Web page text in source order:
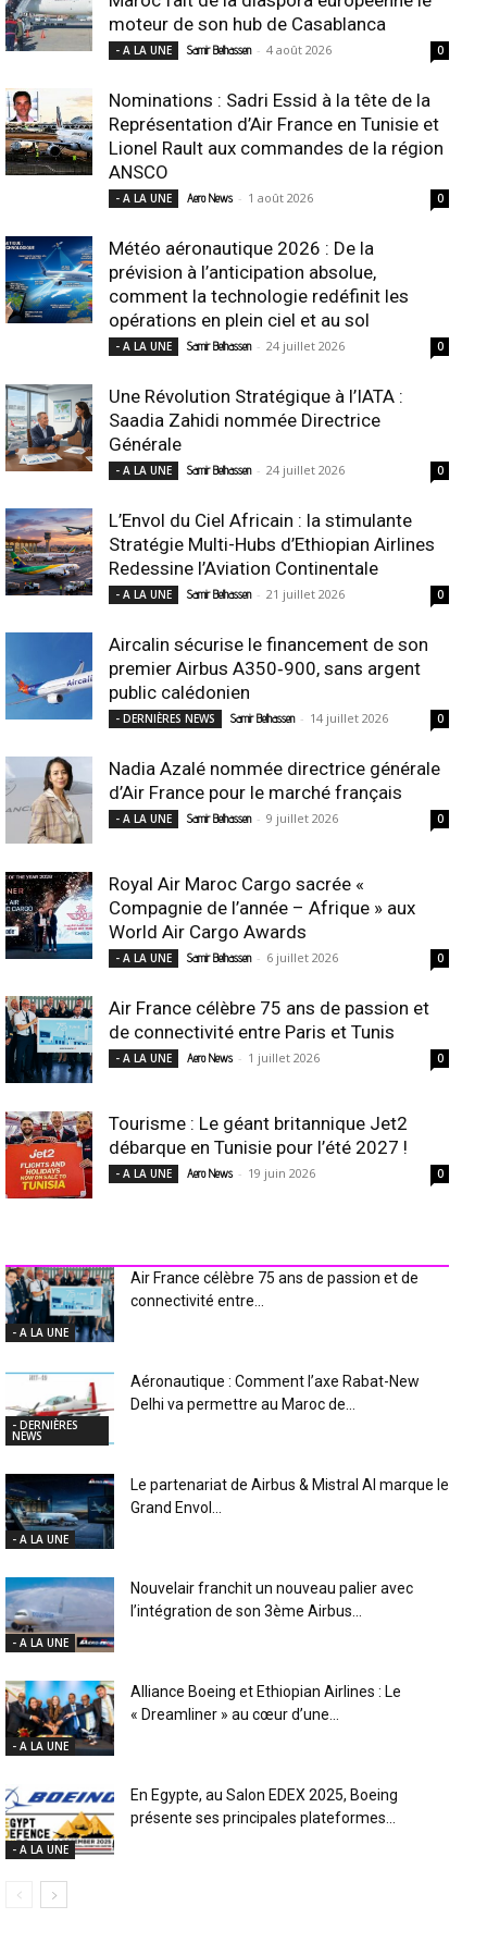
moteur de son hub de Casablanca
- A LA UNE Samir Belhassen - 4 août 2026 0
Nominations : Sadri Essid à la tête de la
Représentation d’Air France en Tunisie et
Lionel Rault aux commandes de la région
ANSCO
- A LA UNE Aero News - 1 août 2026 0
Météo aéronautique 2026 : De la
prévision à l’anticipation absolue,
comment la technologie redéfinit les
opérations en plein ciel et au sol
- A LA UNE Samir Belhassen - 24 juillet 2026 0
Une Révolution Stratégique à l’IATA :
Saadia Zahidi nommée Directrice
Générale
- A LA UNE Samir Belhassen - 24 juillet 2026 0
L’Envol du Ciel Africain : la stimulante
Stratégie Multi-Hubs d’Ethiopian Airlines
Redessine l’Aviation Continentale
- A LA UNE Samir Belhassen - 21 juillet 2026 0
Aircalin sécurise le financement de son
premier Airbus A350‑900, sans argent
public calédonien
- DERNIÈRES NEWS Samir Belhassen - 14 juillet 2026 0
Nadia Azalé nommée directrice générale
d’Air France pour le marché français
- A LA UNE Samir Belhassen - 9 juillet 2026 0
Royal Air Maroc Cargo sacrée «
Compagnie de l’année – Afrique » aux
World Air Cargo Awards
- A LA UNE Samir Belhassen - 6 juillet 2026 0
Air France célèbre 75 ans de passion et
de connectivité entre Paris et Tunis
- A LA UNE Aero News - 1 juillet 2026 0
Tourisme : Le géant britannique Jet2
débarque en Tunisie pour l’été 2027 !
- A LA UNE Aero News - 19 juin 2026 0
- A LA UNE
Air France célèbre 75 ans de passion et de
connectivité entre...
- DERNIÈRES
NEWS
Aéronautique : Comment l’axe Rabat-New
Delhi va permettre au Maroc de...
- A LA UNE
Le partenariat de Airbus & Mistral AI marque le
Grand Envol...
- A LA UNE
Nouvelair franchit un nouveau palier avec
l’intégration de son 3ème Airbus...
- A LA UNE
Alliance Boeing et Ethiopian Airlines : Le
« Dreamliner » au cœur d’une...
- A LA UNE
En Egypte, au Salon EDEX 2025, Boeing
présente ses principales plateformes...